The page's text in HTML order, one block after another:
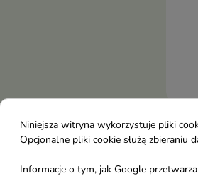
Niniejsza witryna wykorzystuje pliki
Opcjonalne pliki cookie służą
Informacje o tym, jak Google